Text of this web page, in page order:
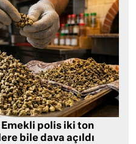
polis iki ton
bile dava açıldı